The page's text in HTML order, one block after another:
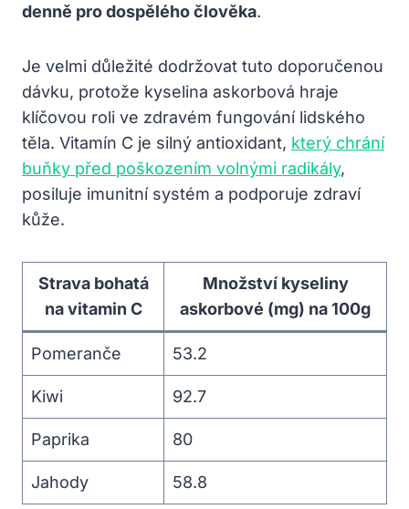
denně pro dospělého člověka.
Je velmi důležité dodržovat tuto doporučenou
dávku, protože kyselina askorbová hraje
klíčovou roli ve zdravém fungování lidského
těla. Vitamín C je silný antioxidant, který chrání
buňky před poškozením volnými radikály,
posiluje imunitní systém a podporuje zdraví
kůže.
Strava bohatá
na vitamin C
Množství kyseliny
askorbové (mg) na 100g
Pomeranče 53.2
Kiwi 92.7
Paprika 80
Jahody 58.8